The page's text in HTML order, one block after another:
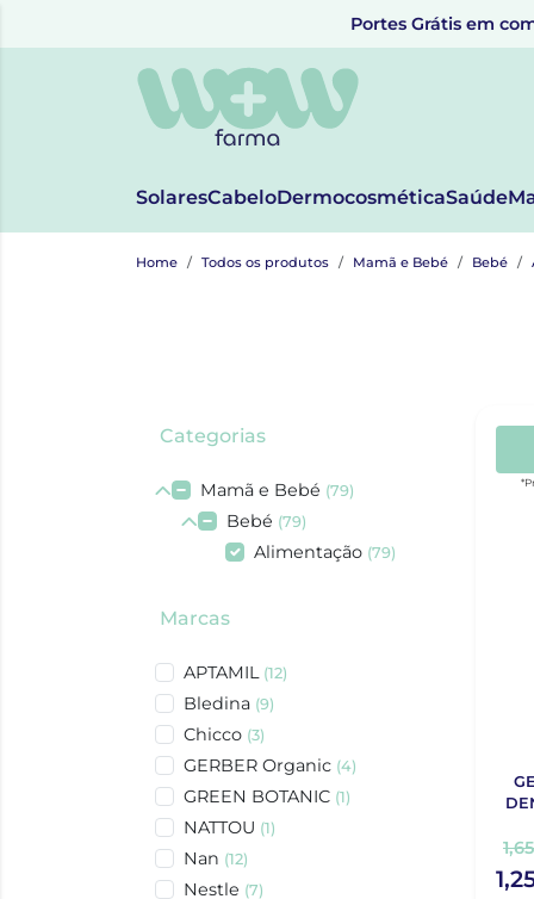
Portes Grátis em
SolaresCabeloDermocosméticaSaúde
Home Todos os produtos Mamã e Bebé Bebé
Categorias
Mamã e Bebé (79)
Bebé (79)
Alimentação (79)
Marcas
APTAMIL (12)
Bledina (9)
Chicco (3)
GERBER Organic (4)
GREEN BOTANIC (1)
NATTOU (1)
Nan (12)
Nestle (7)